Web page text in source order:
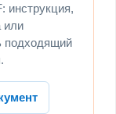
инструкция,
или
подходящий